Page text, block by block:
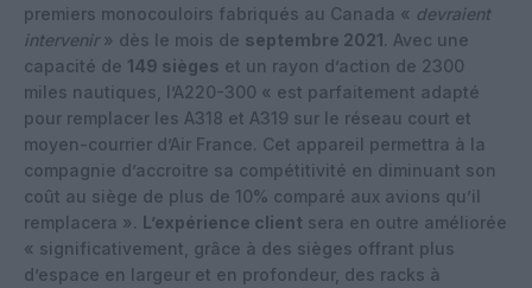
premiers monocouloirs fabriqués au Canada « devraient
intervenir» dès le mois de septembre 2021. Avec une
capacité de 149 sièges et un rayon d’action de 2300
miles nautiques, l’A220-300 « est parfaitement adapté
pour remplacer les A318 et A319 sur le réseau court et
moyen-courrier d’Air France. Cet appareil permettra à la
compagnie d’accroitre sa compétitivité en diminuant son
coût au siège de plus de 10% comparé aux avions qu’il
remplacera ». L’expérience client sera en outre améliorée
« significativement, grâce à des sièges offrant plus
d’espace en largeur et en profondeur, des racks à